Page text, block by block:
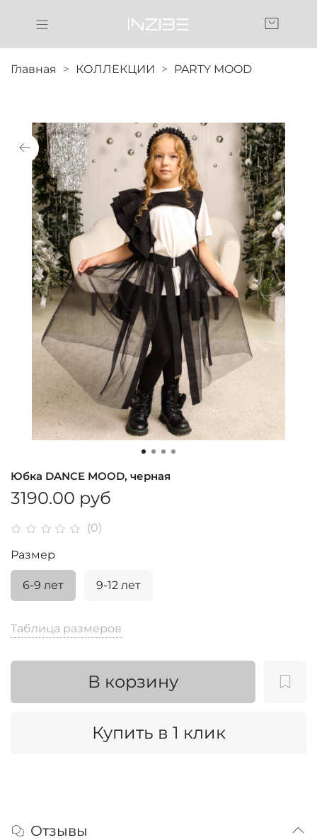
Главная КОЛЛЕКЦИИ PARTY MOOD
(0)
Юбка DANCE MOOD, черная
3190.00 руб
Таблица размеров
В корзину
Купить в 1 клик
Размер
6-9 лет 9-12 лет
Отзывы